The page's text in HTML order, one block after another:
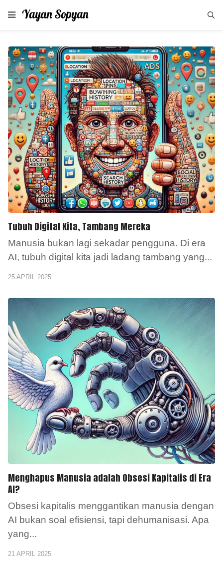
Tubuh Digital Kita, Tambang Mereka
Manusia bukan lagi sekadar pengguna. Di era
AI, tubuh digital kita jadi ladang tambang yang...
25 APRIL 2025
Menghapus Manusia adalah Obsesi Kapitalis di Era
AI?
Obsesi kapitalis menggantikan manusia dengan
AI bukan soal efisiensi, tapi dehumanisasi. Apa
yang...
21 APRIL 2025